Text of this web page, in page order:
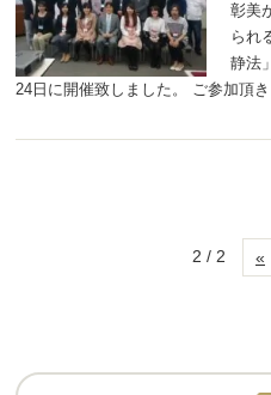
彰美
られ
静法
24日に開催致しました。 ご参加頂
2 / 2 «